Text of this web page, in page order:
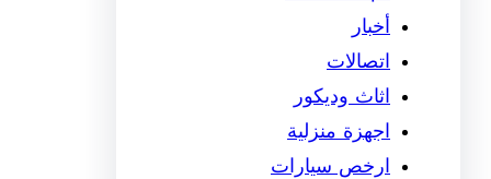
أخبار
اتصالات
اثاث وديكور
اجهزة منزلية
ارخص سيارات